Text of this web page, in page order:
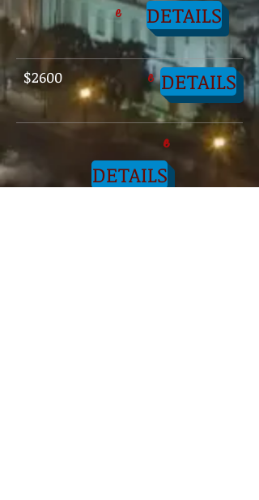
e DETAILS
$2600 e DETAILS
e
DETAILS